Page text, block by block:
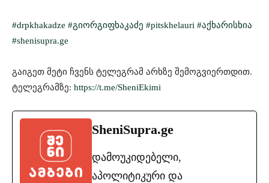
#drpkhakadze #გიორგიფხაკაძე #pitskhelauri #აქხარისხია
#shenisupra.ge
გაიგეთ მეტი ჩვენს ტელეგრამ არხზე შემოგვიერთდით.
ტელეგრამზე: https://t.me/SheniEkimi
SheniSupra.ge
დამოუკიდებელი,
აპოლიტიკური და